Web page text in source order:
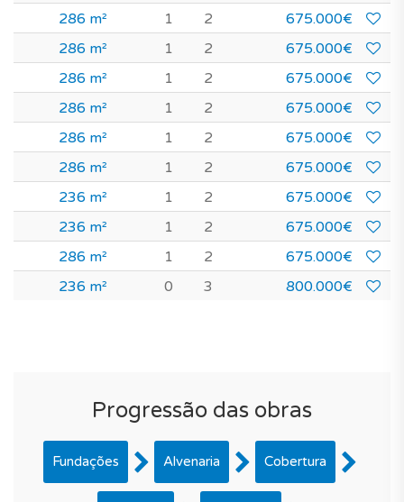
286 m²
1 2
675.000€
286 m²
1 2
675.000€
286 m²
1 2
675.000€
286 m²
1 2
675.000€
286 m²
1 2
675.000€
286 m²
1 2
675.000€
236 m²
1 2
675.000€
236 m²
1 2
675.000€
286 m²
1 2
675.000€
236 m²
0 3 800.000€
Progressão das obras
Fundações Alvenaria Cobertura